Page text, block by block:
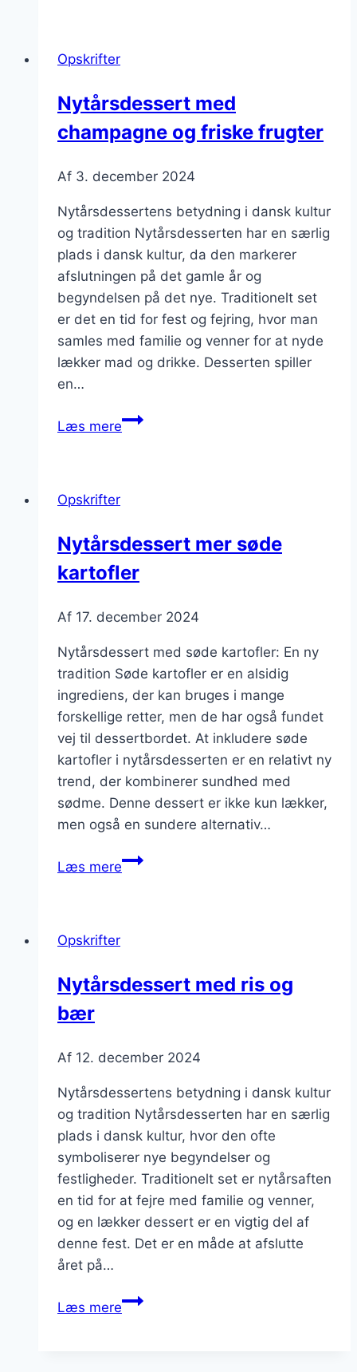
Opskrifter
Nytårsdessert med
champagne og friske frugter
Af 3. december 2024
Nytårsdessertens betydning i dansk kultur
og tradition Nytårsdesserten har en særlig
plads i dansk kultur, da den markerer
afslutningen på det gamle år og
begyndelsen på det nye. Traditionelt set
er det en tid for fest og fejring, hvor man
samles med familie og venner for at nyde
lækker mad og drikke. Desserten spiller
en…
Læs mereNytårsdessert
Opskrifter
Nytårsdessert mer søde
kartofler
Af 17. december 2024
Nytårsdessert med søde kartofler: En ny
tradition Søde kartofler er en alsidig
ingrediens, der kan bruges i mange
forskellige retter, men de har også fundet
vej til dessertbordet. At inkludere søde
kartofler i nytårsdesserten er en relativt ny
trend, der kombinerer sundhed med
sødme. Denne dessert er ikke kun lækker,
men også en sundere alternativ…
Læs mereNytårsdessert
Opskrifter
Nytårsdessert med ris og
bær
Af 12. december 2024
Nytårsdessertens betydning i dansk kultur
og tradition Nytårsdesserten har en særlig
plads i dansk kultur, hvor den ofte
symboliserer nye begyndelser og
festligheder. Traditionelt set er nytårsaften
en tid for at fejre med familie og venner,
og en lækker dessert er en vigtig del af
denne fest. Det er en måde at afslutte
året på…
Læs mereNytårsdessert